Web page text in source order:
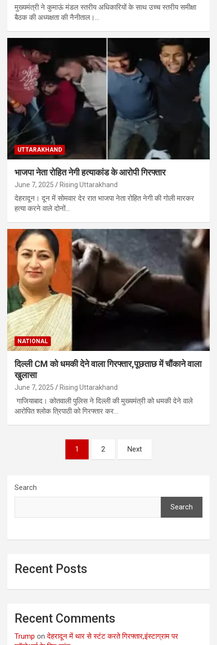
मुख्यमंत्री ने कुमाऊं मंडल स्तरीय अधिकारियों के साथ उच्च स्तरीय समीक्षा
बैठक की अध्यक्षता की नैनीताल।…
UTTARAKHAND
भाजपा नेता रोहित नेगी हत्याकांड के आरोपी गिरफ्तार
June 7, 2025 Rising Uttarakhand
देहरादून। दून में सोमवार देर रात भाजपा नेता रोहित नेगी की गोली मारकर
हत्या करने वाले दोनों…
NATIONAL
दिल्ली CM को धमकी देने वाला गिरफ्तार,पूछताछ में चौंकाने वाला
खुलासा
June 7, 2025 Rising Uttarakhand
गाजियाबाद। कोतवाली पुलिस ने दिल्ली की मुख्यमंत्री को धमकी देने वाले
आरोपित श्लोक त्रिपाठी को गिरफ्तार कर…
1 2 Next
Search
Search
Recent Posts
Recent Comments
Trump onदेहरादून में थार से स्टंट करते गिरफ्तार,इंस्टाग्राम पर